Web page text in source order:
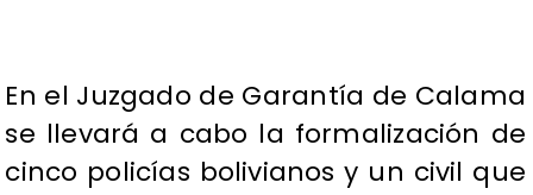
En el Juzgado de Garantía de Calama
se llevará a cabo la formalización de
cinco policías bolivianos y un civil que